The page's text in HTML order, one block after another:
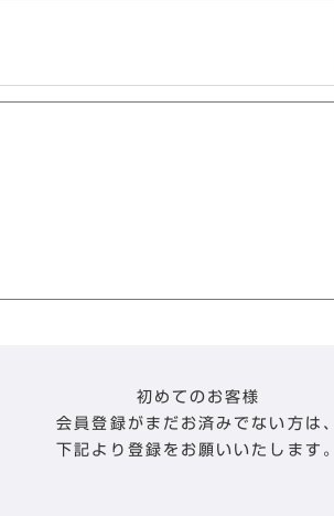
初めてのお客様
会員登録がまだお済みでない方は、
下記より登録をお願いいたします。